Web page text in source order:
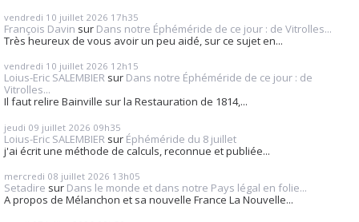
vendredi 10 juillet 2026 17h35
François Davin sur Dans notre Éphéméride de ce jour : de Vitrolles...
Très heureux de vous avoir un peu aidé, sur ce sujet en...
vendredi 10 juillet 2026 12h15
Loius-Eric SALEMBIER sur Dans notre Éphéméride de ce jour : de
Vitrolles...
Il faut relire Bainville sur la Restauration de 1814,...
jeudi 09 juillet 2026 09h35
Loius-Eric SALEMBIER sur Éphéméride du 8 juillet
j'ai écrit une méthode de calculs, reconnue et publiée...
mercredi 08 juillet 2026 13h05
Setadire sur Dans le monde et dans notre Pays légal en folie...
A propos de Mélanchon et sa nouvelle France La Nouvelle...